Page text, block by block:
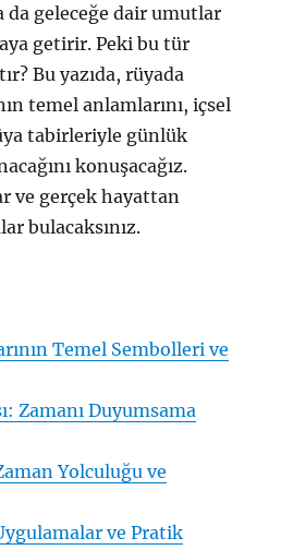
da geleceğe dair umutlar
getirir. Peki bu tür
Bu yazıda, rüyada
temel anlamlarını, içsel
tabirleriyle günlük
konuşacağız.
ve gerçek hayattan
bulacaksınız.
Temel Sembolleri ve
Zamanı Duyumsama
Yolculuğu ve
ve Pratik